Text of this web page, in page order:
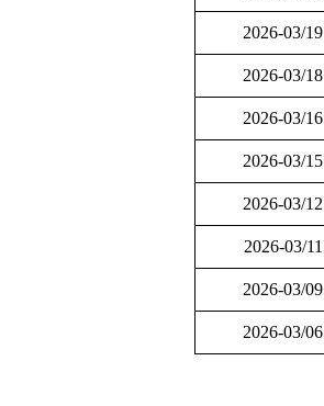
2026-03/19
2026-03/18
2026-03/16
2026-03/15
2026-03/12
2026-03/11
2026-03/09
2026-03/06